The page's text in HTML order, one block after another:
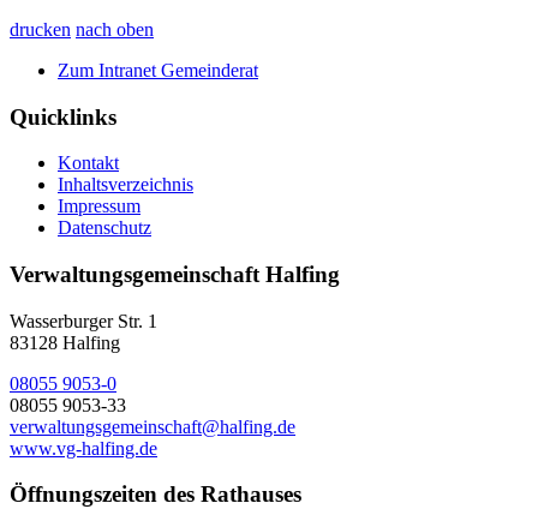
drucken nach oben
Zum Intranet Gemeinderat
Quicklinks
Kontakt
Inhaltsverzeichnis
Impressum
Datenschutz
Verwaltungsgemeinschaft Halfing
Wasserburger Str. 1
83128 Halfing
08055 9053-0
08055 9053-33
verwaltungsgemeinschaft@halfing.de
www.vg-halfing.de
Öffnungszeiten des Rathauses